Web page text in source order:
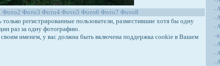
Фото2 Фото3 Фото4 Фото5 Фото6 Фото7 Фото8
регистрированные пользователи, разместившие хотя бы одну
раз за одну фотографию.
именем, у вас должна быть включена поддержка cookie в Вашем
-
-
-
-
-
-
-